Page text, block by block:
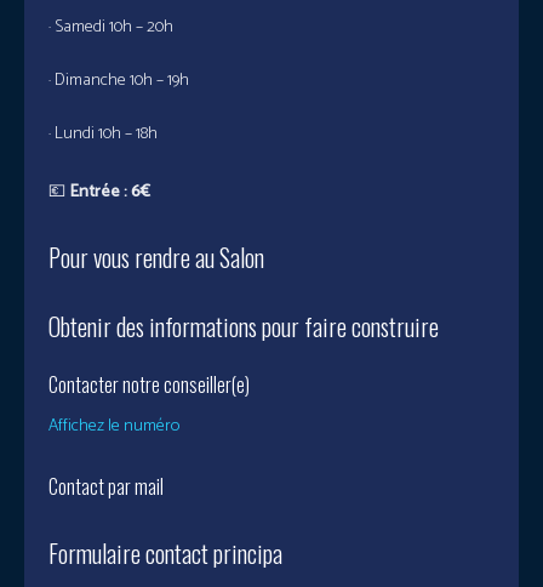
· Samedi 10h – 20h
· Dimanche 10h – 19h
· Lundi 10h – 18h
💶Entrée : 6€
Pour vous rendre au Salon
Obtenir des informations pour faire construire
Contacter notre conseiller(e)
Affichez le numéro
Contact par mail
Formulaire contact principa